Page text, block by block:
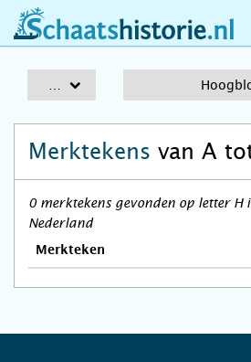
schaatshistorie.nl
Merktekens van A
0 merktekens gevonden op letter H
Nederland
Merkteken